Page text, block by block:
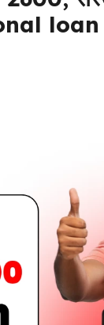
loan